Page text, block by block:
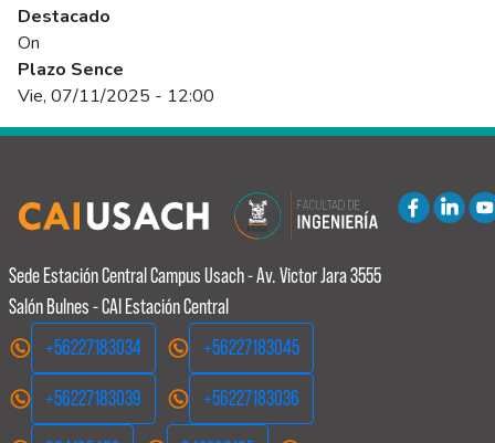
Destacado
On
Plazo Sence
Vie, 07/11/2025 - 12:00
Sede Estación Central Campus Usach - Av. Victor Jara 3555
Salón Bulnes - CAI Estación Central
+56227183034
+56227183045
+56227183039 +56227183036